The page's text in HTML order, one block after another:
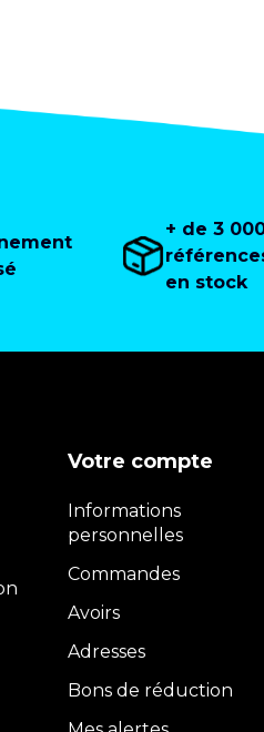
+ de 3
en stock
Votre compte
Informations
personnelles
Commandes
Avoirs
Adresses
Bons de réduction